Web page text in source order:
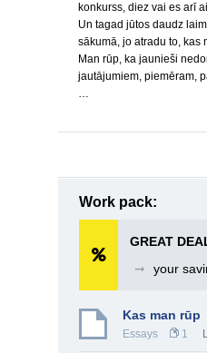
konkurss, diez vai es arī
Un tagad jūtos daudz
sākumā, jo atradu to, kas
Man rūp, ka jaunieši
jautājumiem, piemēram,
…
Work pack:
GREAT
➞
your
Kas man rūp
Essays 1